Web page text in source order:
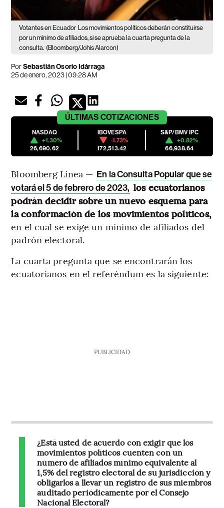
Votantes en Ecuador
Los movimientos políticos deberán constituirse
por un mínimo de afiliados, si se aprueba la cuarta pregunta de la
consulta. (Bloomberg/Johis Alarcon)
PorSebastián Osorio Idárraga
25 de enero, 2023 | 09:28 AM
ÚLTIMAS COTIZACIONES
NASDAQ
+1.30%
26,690.62
IBOVESPA
-1.73%
172,513.42
S&P/BMV IPC
+0.82%
66,938.64
Bloomberg Línea — En la Consulta Popular que se
votará el 5 de febrero de 2023, los ecuatorianos
podrán decidir sobre un nuevo esquema para
la conformación de los movimientos políticos,
en el cual se exige un mínimo de afiliados del
padrón electoral.
La cuarta pregunta que se encontrarán los
ecuatorianos en el referéndum es la siguiente:
PUBLICIDAD
¿Está usted de acuerdo con exigir que los
movimientos políticos cuenten con un
número de afiliados mínimo equivalente al
1,5% del registro electoral de su jurisdicción y
obligarlos a llevar un registro de sus miembros
auditado periódicamente por el Consejo
Nacional Electoral?